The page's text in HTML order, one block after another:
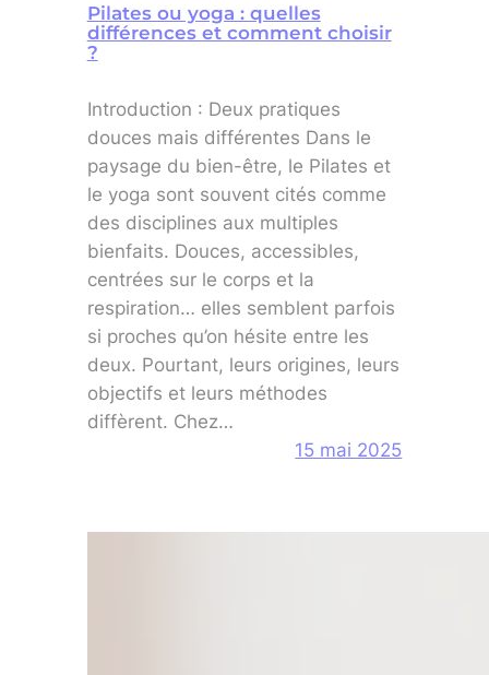
Pilates ou yoga : quelles
différences et comment choisir
?
Introduction : Deux pratiques
douces mais différentes Dans le
paysage du bien-être, le Pilates et
le yoga sont souvent cités comme
des disciplines aux multiples
bienfaits. Douces, accessibles,
centrées sur le corps et la
respiration… elles semblent parfois
si proches qu’on hésite entre les
deux. Pourtant, leurs origines, leurs
objectifs et leurs méthodes
diffèrent. Chez…
15 mai 2025